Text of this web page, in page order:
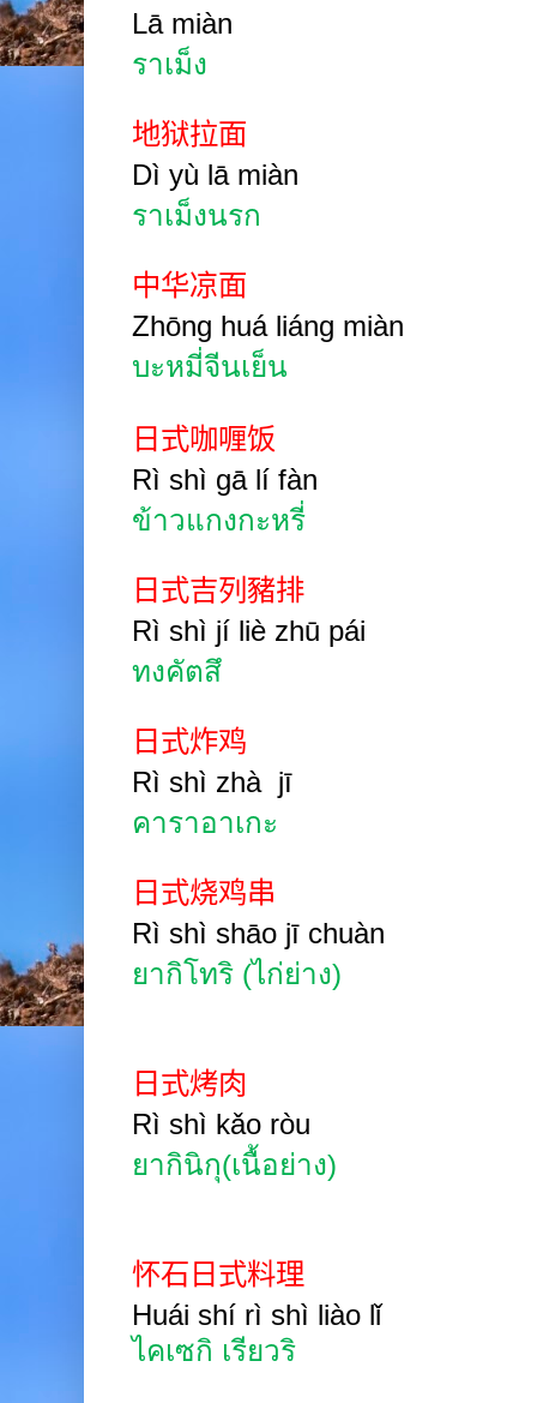
Lā miàn
ราเม็ง
地狱拉面
Dì yù lā miàn
ราเม็งนรก
中华凉面
Zhōng huá liáng miàn
บะหมี่จีนเย็น
日式咖喱饭
Rì shì gā lí fàn
ข้าวแกงกะหรี่
日式吉列豬排
Rì shì jí liè zhū pái
ทงคัตสึ
日式炸鸡
Rì shì zhà jī
คาราอาเกะ
日式烧鸡串
Rì shì shāo jī chuàn
ยากิโทริ (ไก่ย่าง)
日式烤肉
Rì shì kǎo ròu
ยากินิกุ(เนื้อย่าง)
怀石日式料理
Huái shí rì shì liào lǐ
ไคเซกิ เรียวริ